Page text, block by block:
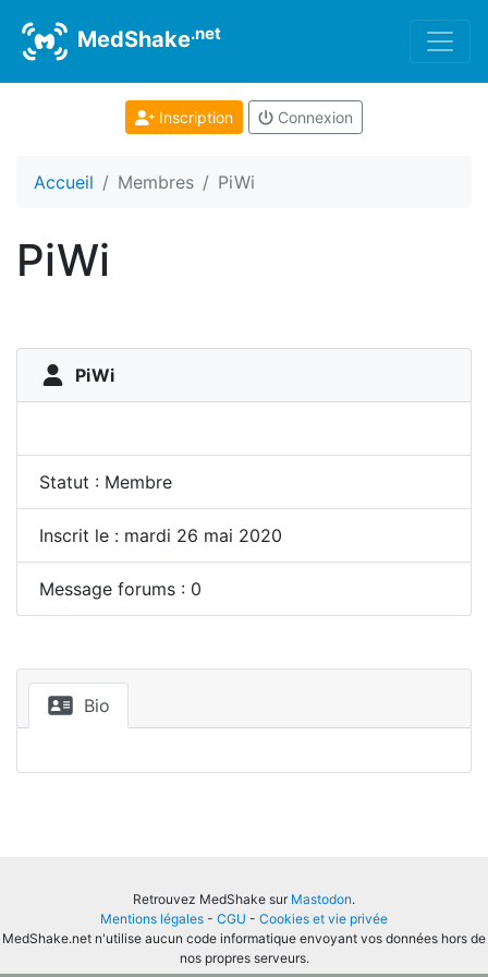
MedShake.net
Inscription Connexion
Accueil Membres PiWi
PiWi
PiWi
Statut : Membre
Inscrit le : mardi 26 mai 2020
Message forums : 0
Bio
Retrouvez MedShake sur Mastodon.
Mentions légales - CGU - Cookies et vie privée
MedShake.net n'utilise aucun code informatique envoyant vos données hors de
nos propres serveurs.